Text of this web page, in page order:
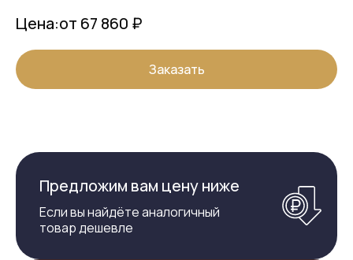
Цена:от 67 860 ₽
Заказать
Предложим вам цену ниже
Если вы найдёте аналогичный
товар дешевле